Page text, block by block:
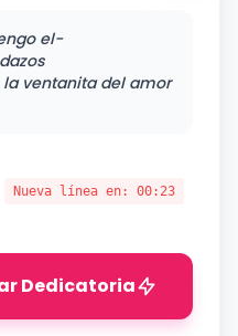
el-
la ventanita del amor
Nueva línea en: 00:23
Dedicatoria